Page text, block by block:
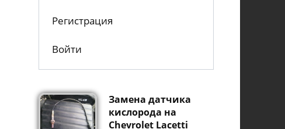
Регистрация
Войти
Замена датчика
кислорода на
Chevrolet Lacetti